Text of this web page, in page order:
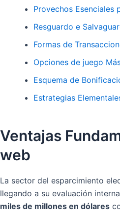
Provechos Esenciales
Resguardo e
Formas de
Opciones de juego
Esquema de
Estrategias
Ventajas
web
La sector del esparcimiento
llegando a su evaluación
miles de millones en dólares